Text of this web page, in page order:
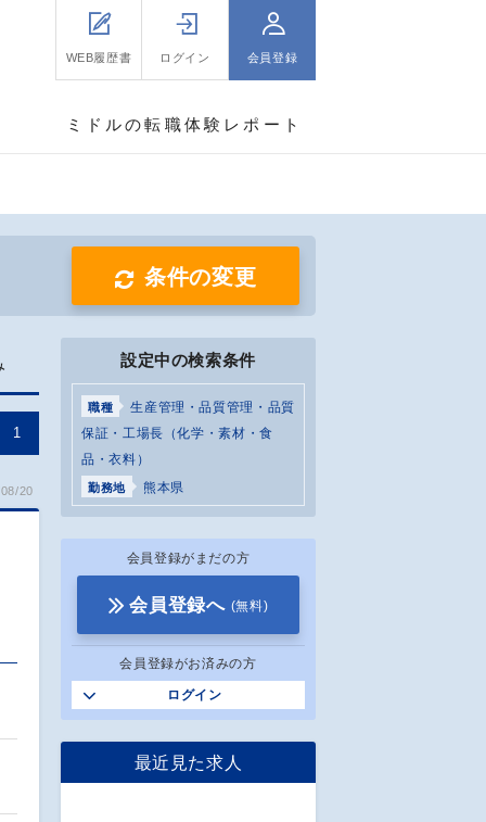
WEB履歴書 ログイン 会員登録
ミドルの転職体験レポート
条件の変更
1
20
設定中の検索条件
職種
生産管理・品質管理・品質
保証・工場長（化学・素材・食
品・衣料）
勤務地 熊本県
会員登録がまだの方
会員登録へ (無料)
会員登録がお済みの方
ログイン
最近見た求人